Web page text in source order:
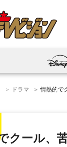
ドラマ 情熱的でク
クール、